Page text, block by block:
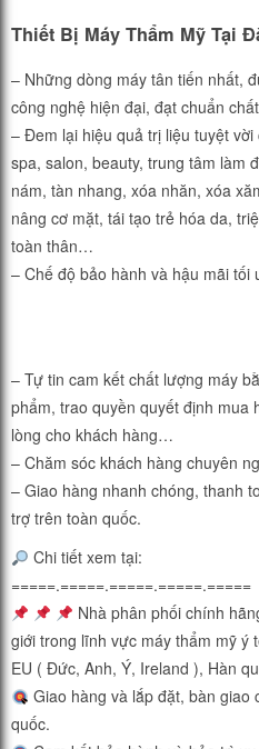
Thiết Bị Máy Thẩm Mỹ Tại
– Những dòng máy tân tiến nhất,
công nghệ hiện đại, đạt chuẩn
– Đem lại hiệu quả trị liệu tuyệt
spa, salon, beauty, trung tâm làm
nám, tàn nhang, xóa nhăn, xóa
nâng cơ mặt, tái tạo trẻ hóa da,
toàn thân…
– Chế độ bảo hành và hậu mãi tối
– Tự tin cam kết chất lượng máy
phẩm, trao quyền quyết định mua
lòng cho khách hàng…
– Chăm sóc khách hàng chuyên
– Giao hàng nhanh chóng, thanh
trợ trên toàn quốc.
Chi tiết xem tại:
=====.=====.=====.=====.=====
Nhà phân phối chính
giới trong lĩnh vực máy thẩm mỹ ý
EU ( Đức, Anh, Ý, Ireland ), Hàn
Giao hàng và lắp đặt, bàn giao
quốc.